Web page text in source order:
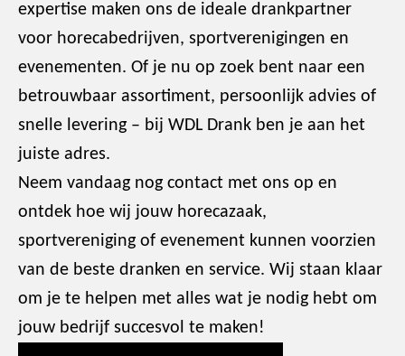
expertise maken ons de ideale drankpartner
voor horecabedrijven, sportverenigingen en
evenementen. Of je nu op zoek bent naar een
betrouwbaar assortiment, persoonlijk advies of
snelle levering – bij WDL Drank ben je aan het
juiste adres.
Neem vandaag nog contact met ons op en
ontdek hoe wij jouw horecazaak,
sportvereniging of evenement kunnen voorzien
van de beste dranken en service. Wij staan klaar
om je te helpen met alles wat je nodig hebt om
jouw bedrijf succesvol te maken!